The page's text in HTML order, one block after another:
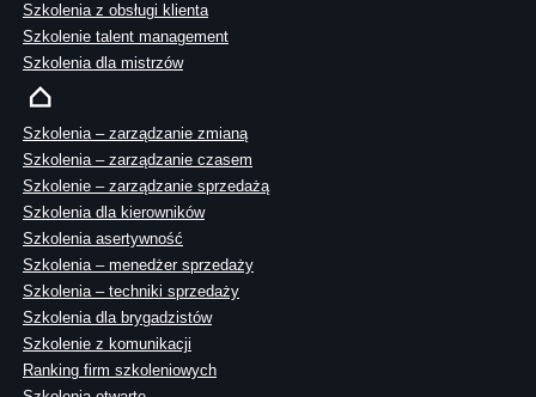
Szkolenia z obsługi klienta
Szkolenie talent management
Szkolenia dla mistrzów
Szkolenia – zarządzanie zmianą
Szkolenia – zarządzanie czasem
Szkolenie – zarządzanie sprzedażą
Szkolenia dla kierowników
Szkolenia asertywność
Szkolenia – menedżer sprzedaży
Szkolenia – techniki sprzedaży
Szkolenia dla brygadzistów
Szkolenie z komunikacji
Ranking firm szkoleniowych